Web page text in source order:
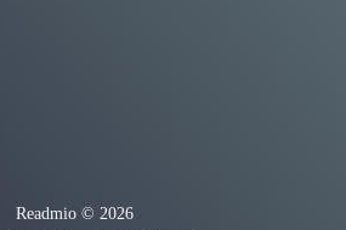
Readmio © 2026